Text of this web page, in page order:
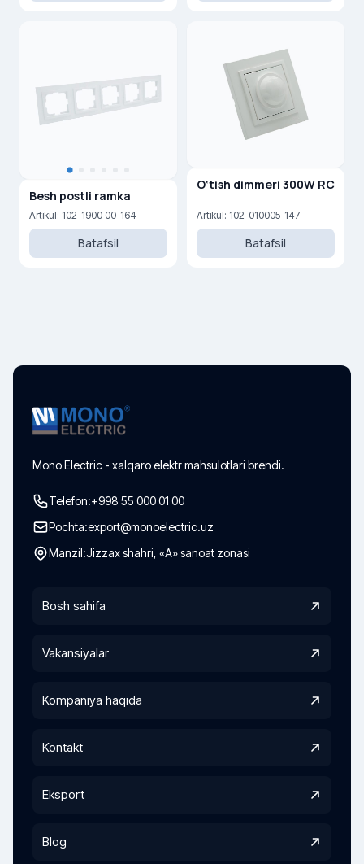
Besh postli ramka
Artikul: 102-1900 00-164
Batafsil
O‘tish dimmeri 300W RC
Artikul: 102-010005-147
Batafsil
Mono Electric - xalqaro elektr mahsulotlari brendi.
Telefon:+998 55 000 01 00
Pochta:export@monoelectric.uz
Manzil:Jizzax shahri, «A» sanoat zonasi
Bosh sahifa
Vakansiyalar
Kompaniya haqida
Kontakt
Eksport
Blog